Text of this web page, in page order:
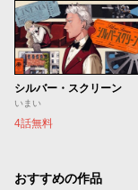
シルバー・スクリーン
いまい
4話無料
おすすめの作品